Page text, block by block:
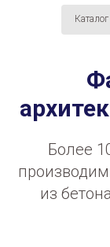
Каталог
Более
из